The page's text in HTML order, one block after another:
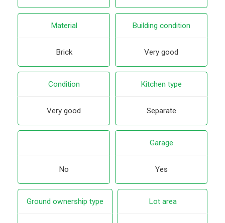
Material
Brick
Building condition
Very good
Condition
Very good
Kitchen type
Separate
No
Garage
Yes
Ground ownership type Lot area